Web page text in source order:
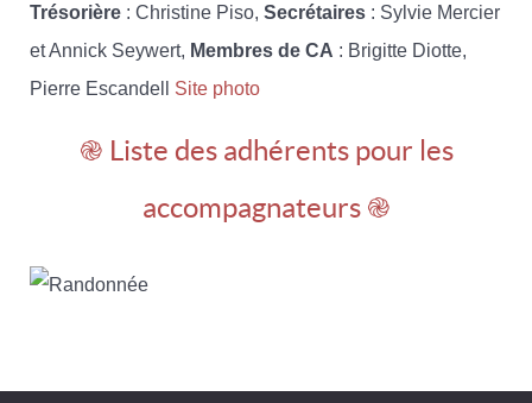
Trésorière : Christine Piso, Secrétaires : Sylvie Mercier
et Annick Seywert, Membres de CA : Brigitte Diotte,
Pierre Escandell Site photo
֎ Liste des adhérents pour les
accompagnateurs ֎